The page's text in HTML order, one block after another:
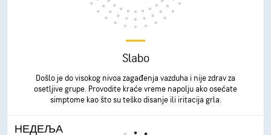
Slabo
Došlo je do visokog nivoa zagađenja vazduha i nije zdrav za
osetljive grupe. Provodite kraće vreme napolju ako osećate
simptome kao što su teško disanje ili iritacija grla.
НЕДЕЉА